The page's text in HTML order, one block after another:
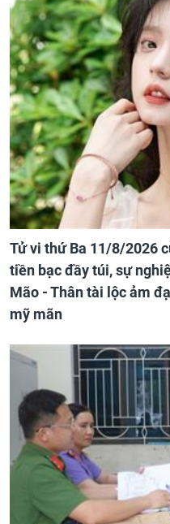
Tử vi thứ Ba 11/8/2026
tiền bạc đầy túi, sự
Mão - Thân tài lộc ảm
mỹ mãn